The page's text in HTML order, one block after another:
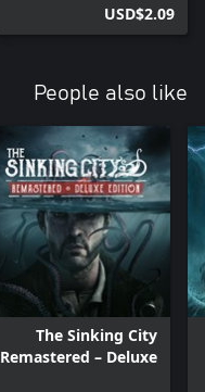
USD$2.09
People also like
The Sinking City
Remastered – Deluxe